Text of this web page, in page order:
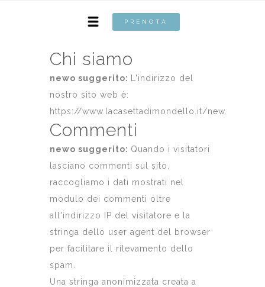
PRENOTA
Chi siamo
newo suggerito:
L'indirizzo del
nostro sito web è:
https://www.lacasettadimondello.it/new.
Commenti
newo suggerito: Quando i visitatori
lasciano commenti sul sito,
raccogliamo i dati mostrati nel
modulo dei commenti oltre
all'indirizzo IP del visitatore e la
stringa dello user agent del browser
per facilitare il rilevamento dello
spam.
Una stringa anonimizzata creata a